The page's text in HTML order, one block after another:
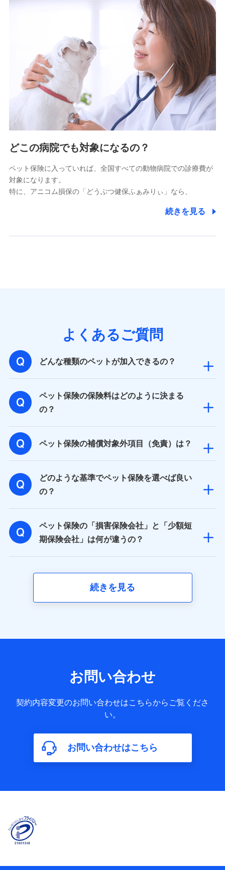
各種お問い合わせに対応するため
10.受託業務の 個人情報
受託業務の遂行およびこれらに準ずる業務の遂行のため
11.マイカー通勤管理クラウド並びに法人向けASPサー
ビスに関してのお問い合わせ情報
各種お問い合わせに対応するため
をお送りするため
アンケートの送付のため
分析するため
当社の対応品質向上やお問い合わせ内容の正確な把握のため
個人情報保護管理者の職名、連絡先
株式会社ドコモ・インシュアランス 営業部長
当社は利用目的の達成に必要な範囲内において個人情報
の取り扱いの全部または一部を委託する場合がありま
す。
当社は株式会社NTTドコモとの間で、以下のとおり個
人データを共同利用します。
【共同して利用される利用データの項目】
当社又は株式会社NTTドコモがサービス提供等を通じて
基本情報
氏名、電話番号、メールアドレス、お客さまの識別子、属
性、連絡先、dポイントサービスのご利用に関する情報。例
として、dポイントカード番号、性別、年齢、家族構成、住
利用情報
当社又は株式会社NTTドコモが提供する各種サービスなどの
ご契約・ご利用などに関する情報。例として、当社又は株式
会社NTTドコモが提供する各種サービスのご契約状態・ご利
ーション利用時の行動に関する情報、購入されたサービスや
商品の名称・購入場所・決済に関する情報、アンケートの回
答に関する情報などが含まれます。
保険関連サービス情報
た情報（氏名、住所、生年月日、性別、保険契約者と被保険
の構造や築年数などの情報、ペットの種類や年齢など）及び
お客様との応対記録 （お客様に提示した比較見積の試算結
歴の情報及び保険の更改案内等を提供した際のメール内容や
送信履歴などの情報）が含まれます。
約に関する情報。例として、保険契約者及び被保険者の氏
名、住所、生年月日、性別、保険契約者と被保険者の関係、
保険加入の目的、保険商品の内容、保険料、保険料のお支払
方法、車のメーカーや走行距離などの情報、建物の構造や築
当社
株式会社NTTドコモ
【利用する者の利用目的】
おけるユーザ登録受付および管理のため
どこの病院でも対象になるの？
ペット保険に入っていれば、全国すべての動物病院での診療費が
対象になります。
特に、アニコム損保の「どうぶつ健保ふぁみりぃ」なら、
続きを見る
よくあるご質問
どんな種類のペットが加入できるの？
ペット保険の保険料はどのように決まる
の？
ペット保険の補償対象外項目（免責）は？
どのような基準でペット保険を選べば良い
の？
ペット保険の「損害保険会社」と「少額短
期保険会社」は何が違うの？
続きを見る
お問い合わせ
契約内容変更のお問い合わせはこちらからご覧くださ
い。
お問い合わせはこちら